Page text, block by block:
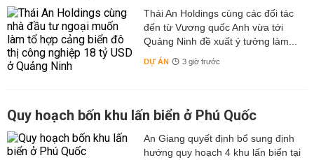
Thái An Holdings cùng các đối tác
đến từ Vương quốc Anh vừa tới
Quảng Ninh đề xuất ý tưởng làm...
DỰ ÁN 3 giờ trước
Quy hoạch bốn khu lấn biển ở Phú Quốc
An Giang quyết định bổ sung định
hướng quy hoạch 4 khu lấn biển tại